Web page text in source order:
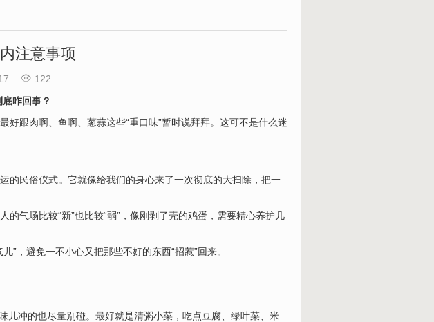
注意事项
17  122
咋回事？
跟肉啊、鱼啊、葱蒜这些“重口味”暂时说拜拜。这可不是什么迷
的民俗仪式。它就像给我们的身心来了一次彻底的大扫除，把一
气场比较“新”也比较“弱”，像刚剥了壳的鸡蛋，需要精心养护几
”，避免一不小心又把那些不好的东西“招惹”回来。
儿冲的也尽量别碰。最好就是清粥小菜，吃点豆腐、绿叶菜、米